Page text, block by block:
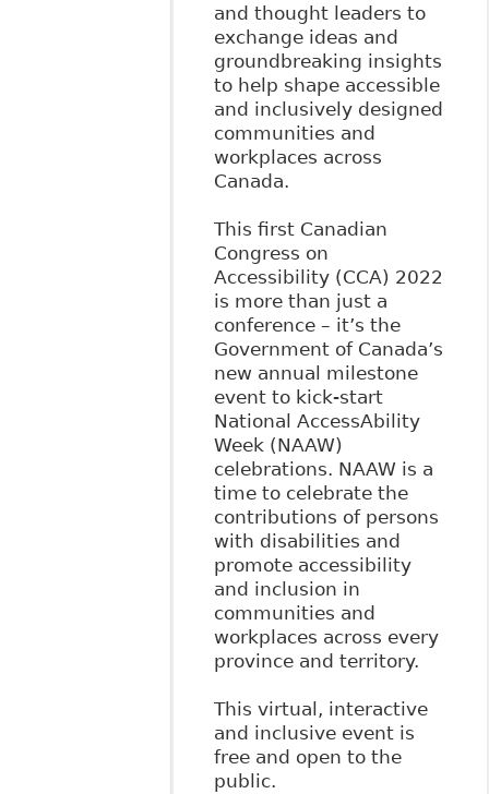
and thought leaders to
exchange ideas and
groundbreaking insights
to help shape accessible
and inclusively designed
communities and
workplaces across
Canada.
This first Canadian
Congress on
Accessibility (CCA) 2022
is more than just a
conference – it’s the
Government of Canada’s
new annual milestone
event to kick-start
National AccessAbility
Week (NAAW)
celebrations. NAAW is a
time to celebrate the
contributions of persons
with disabilities and
promote accessibility
and inclusion in
communities and
workplaces across every
province and territory.
This virtual, interactive
and inclusive event is
free and open to the
public.